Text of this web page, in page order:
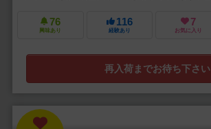
76
興味あり
116
経験あり
7
お気に入り
再入荷までお待ち下さい